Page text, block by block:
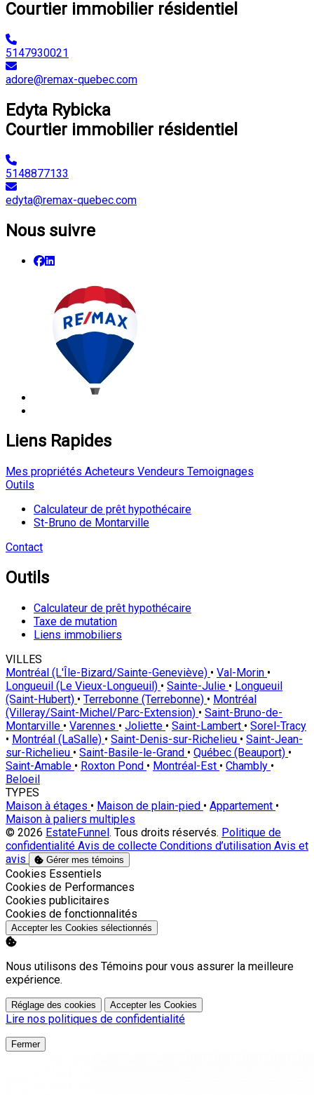
Courtier immobilier résidentiel
5147930021
adore@remax-quebec.com
Edyta Rybicka
Courtier immobilier résidentiel
5148877133
edyta@remax-quebec.com
Nous suivre
Liens Rapides
Mes propriétés Acheteurs Vendeurs Temoignages
Outils
Calculateur de prêt hypothécaire
St-Bruno de Montarville
Contact
Outils
Calculateur de prêt hypothécaire
Taxe de mutation
Liens immobiliers
VILLES
Montréal (L'Île-Bizard/Sainte-Geneviève) • Val-Morin •
Longueuil (Le Vieux-Longueuil) • Sainte-Julie • Longueuil
(Saint-Hubert) • Terrebonne (Terrebonne) • Montréal
(Villeray/Saint-Michel/Parc-Extension) • Saint-Bruno-de-
Montarville • Varennes • Joliette • Saint-Lambert • Sorel-Tracy
• Montréal (LaSalle) • Saint-Denis-sur-Richelieu • Saint-Jean-
sur-Richelieu • Saint-Basile-le-Grand • Québec (Beauport) •
Saint-Amable • Roxton Pond • Montréal-Est • Chambly •
Beloeil
TYPES
Maison à étages • Maison de plain-pied • Appartement •
Maison à paliers multiples
© 2026 EstateFunnel . Tous droits réservés. Politique de
confidentialité Avis de collecte Conditions d’utilisation Avis et
avis
Gérer mes témoins
Activer
Cookies Essentiels
Activer
Cookies de Performances
Activer
Cookies publicitaires
Activer
Cookies de fonctionnalités
Accepter les Cookies sélectionnés
Nous utilisons des Témoins pour vous assurer la meilleure
expérience.
Réglage des cookies Accepter les Cookies
Lire nos politiques de confidentialité
Fermer